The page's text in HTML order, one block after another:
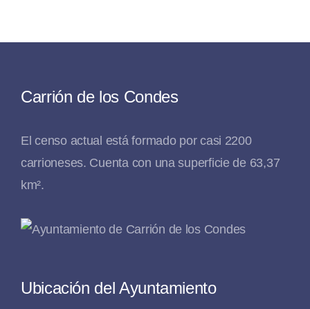
Carrión de los Condes
El censo actual está formado por casi 2200
carrioneses. Cuenta con una superficie de 63,37
km².
Ubicación del Ayuntamiento